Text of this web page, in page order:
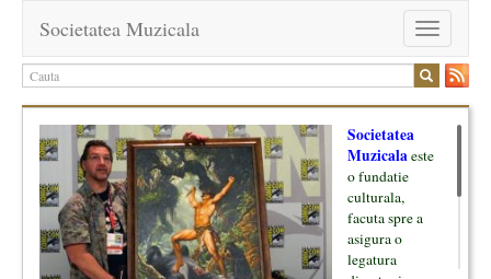
Toggle
navigation
Societatea Muzicala
Societatea
Muzicalaeste
o fundatie
culturala,
facuta spre a
asigura o
legatura